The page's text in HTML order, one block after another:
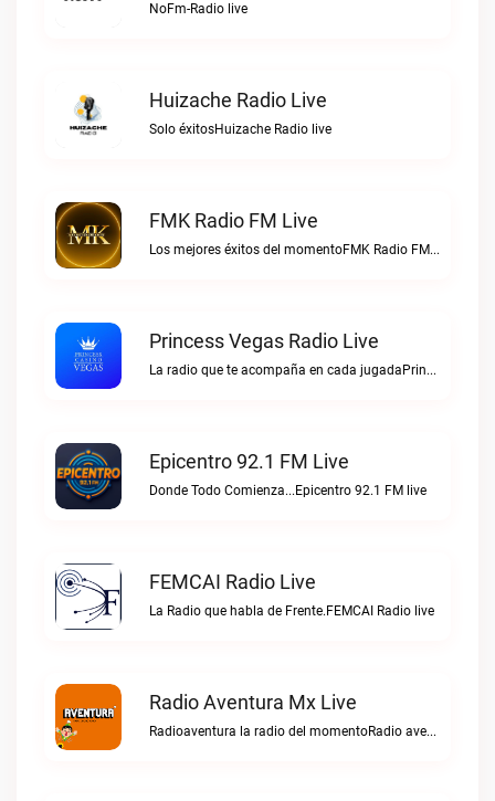
NoFm-Radio live
Huizache Radio Live
Solo éxitosHuizache Radio live
FMK Radio FM Live
Los mejores éxitos del momentoFMK Radio FM live
Princess Vegas Radio Live
La radio que te acompaña en cada jugadaPrincess Vegas Radio live
Epicentro 92.1 FM Live
Donde Todo Comienza...Epicentro 92.1 FM live
FEMCAI Radio Live
La Radio que habla de Frente.FEMCAI Radio live
Radio Aventura Mx Live
Radioaventura la radio del momentoRadio aventura mx live